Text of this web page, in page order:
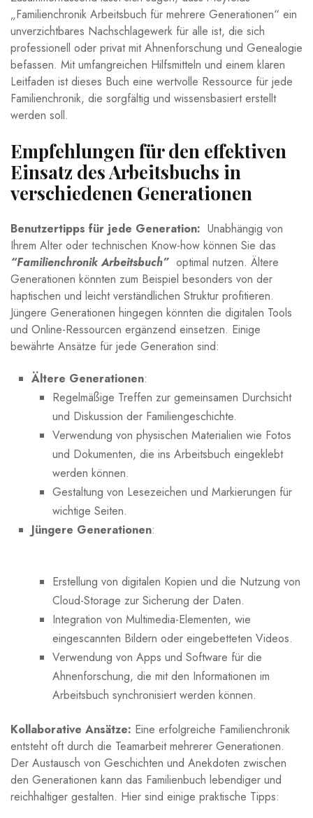
‍„Familienchronik Arbeitsbuch für mehrere Generationen“ ein
​unverzichtbares Nachschlagewerk ⁢für alle​ ist,⁤ die⁤ sich
professionell oder ‌privat mit ⁢Ahnenforschung und Genealogie
befassen. Mit umfangreichen Hilfsmitteln und einem klaren
Leitfaden ist dieses Buch eine wertvolle Ressource für jede
Familienchronik, die sorgfältig und wissensbasiert ⁤erstellt‌
werden soll.
Empfehlungen für den ‍effektiven
Einsatz des Arbeitsbuchs in
verschiedenen Generationen
Benutzertipps für​ jede Generation: ⁣ Unabhängig von ​
Ihrem Alter oder technischen Know-how können Sie das
“Familienchronik Arbeitsbuch” ⁣ optimal ‍nutzen. Ältere
Generationen könnten zum Beispiel ‍besonders von der
haptischen und leicht verständlichen Struktur profitieren.
Jüngere Generationen hingegen könnten die digitalen‌ Tools⁢
und Online-Ressourcen ergänzend einsetzen. ​Einige
⁣bewährte‍ Ansätze für jede Generation sind:
Ältere Generationen:
Regelmäßige Treffen zur​ gemeinsamen Durchsicht
und Diskussion der ⁢Familiengeschichte.
Verwendung von physischen Materialien‌ wie Fotos
und Dokumenten, die ins Arbeitsbuch eingeklebt
werden können.
Gestaltung von ⁢Lesezeichen und Markierungen ⁢für
wichtige Seiten.
Jüngere Generationen:
Erstellung von digitalen Kopien und die‍ Nutzung von
Cloud-Storage zur Sicherung der Daten.
Integration von Multimedia-Elementen,⁢ wie
eingescannten Bildern oder eingebetteten Videos.
Verwendung von Apps und Software für die
Ahnenforschung, die mit⁤ den Informationen im
Arbeitsbuch synchronisiert werden können.
Kollaborative Ansätze: Eine erfolgreiche Familienchronik
entsteht oft durch die Teamarbeit⁣ mehrerer Generationen.‍
Der Austausch von Geschichten ⁤und​ Anekdoten zwischen‌
den Generationen kann das Familienbuch‌ lebendiger und
‍reichhaltiger gestalten. Hier sind einige praktische Tipps: